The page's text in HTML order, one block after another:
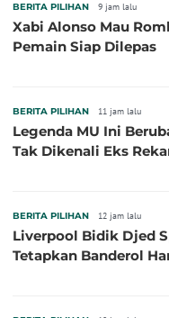
BERITA PILIHAN 9 jam lalu
Xabi Alonso Mau
Pemain Siap Dilepas
BERITA PILIHAN 11 jam lalu
Legenda MU Ini
Tak Dikenali Eks
BERITA PILIHAN 12 jam lalu
Liverpool Bidik Djed
Tetapkan Banderol